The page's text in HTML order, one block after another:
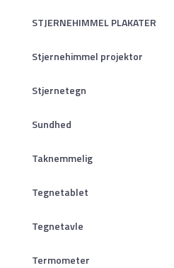
STJERNEHIMMEL PLAKATER
Stjernehimmel projektor
Stjernetegn
Sundhed
Taknemmelig
Tegnetablet
Tegnetavle
Termometer